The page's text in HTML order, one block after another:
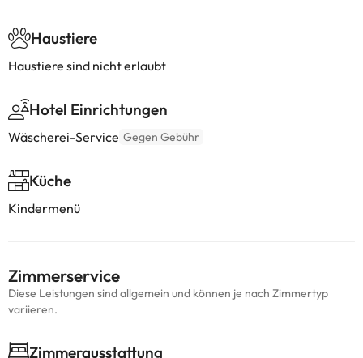
Haustiere
Haustiere sind nicht erlaubt
Hotel Einrichtungen
Wäscherei-Service Gegen Gebühr
Küche
Kindermenü
Zimmerservice
Diese Leistungen sind allgemein und können je nach Zimmertyp
variieren.
Zimmerausstattung